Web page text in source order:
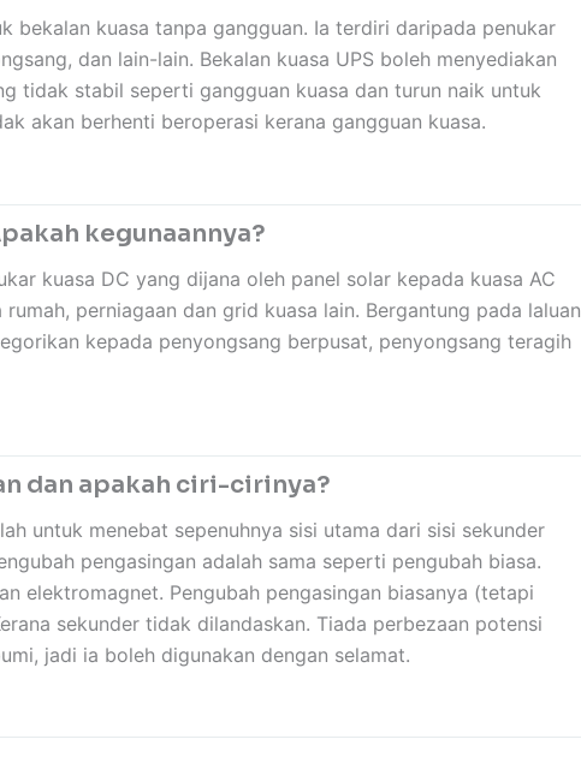
bekalan kuasa tanpa gangguan. Ia terdiri daripada penukar
dan lain-lain. Bekalan kuasa UPS boleh menyediakan
tidak stabil seperti gangguan kuasa dan turun naik untuk
akan berhenti beroperasi kerana gangguan kuasa.
kegunaannya?
kuasa DC yang dijana oleh panel solar kepada kuasa AC
perniagaan dan grid kuasa lain. Bergantung pada laluan
kepada penyongsang berpusat, penyongsang teragih
dan apakah ciri-cirinya?
untuk menebat sepenuhnya sisi utama dari sisi sekunder
pengasingan adalah sama seperti pengubah biasa.
elektromagnet. Pengubah pengasingan biasanya (tetapi
sekunder tidak dilandaskan. Tiada perbezaan potensi
jadi ia boleh digunakan dengan selamat.